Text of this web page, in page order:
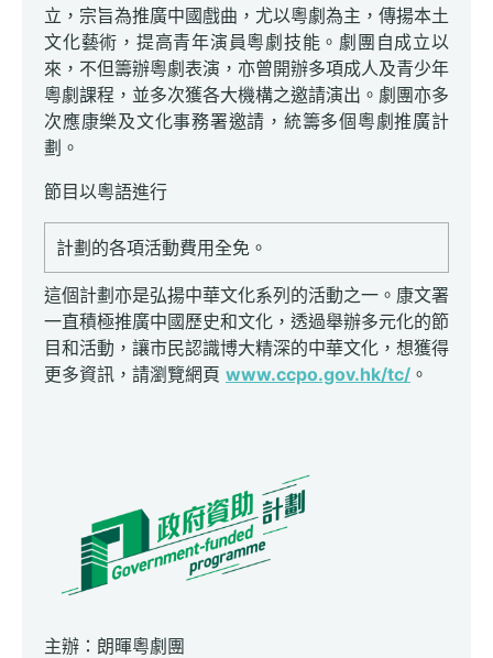
立，宗旨為推廣中國戲曲，尤以粵劇為主，傳揚本土
文化藝術，提高青年演員粵劇技能。劇團自成立以
來，不但籌辦粵劇表演，亦曾開辦多項成人及青少年
粵劇課程，並多次獲各大機構之邀請演出。劇團亦多
次應康樂及文化事務署邀請，統籌多個粵劇推廣計
劃。
節目以粵語進行
計劃的各項活動費用全免。
這個計劃亦是弘揚中華文化系列的活動之一。康文署
一直積極推廣中國歷史和文化，透過舉辦多元化的節
目和活動，讓市民認識博大精深的中華文化，想獲得
更多資訊，請瀏覽網頁 www.ccpo.gov.hk/tc/ 。
主辦：朗暉粵劇團